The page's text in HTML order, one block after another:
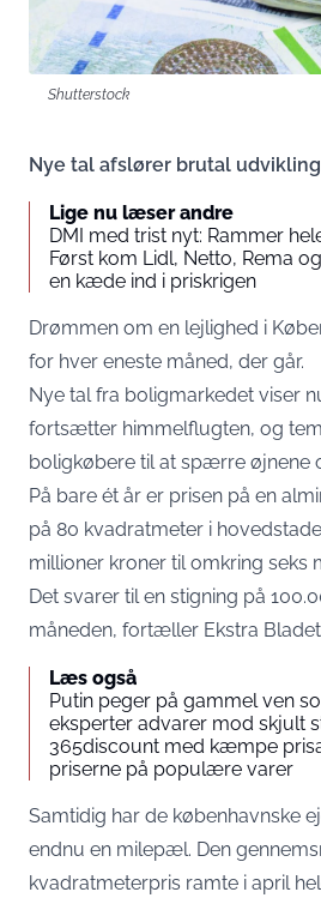
Shutterstock
Nye tal afslører brutal udvikling
Lige nu læser andre
DMI med trist nyt: Rammer
Først kom Lidl, Netto, Rema
en kæde ind i priskrigen
Drømmen om en lejlighed i
for hver eneste måned, der går.
Nye tal fra boligmarkedet viser
fortsætter himmelflugten, og
boligkøbere til at spærre øjnene
På bare ét år er prisen på en
på 80 kvadratmeter i
millioner kroner til omkring seks
Det svarer til en stigning på
måneden, fortæller Ekstra Bladet
Læs også
Putin peger på gammel ven
eksperter advarer mod skjult
365discount med kæmpe
priserne på populære varer
Samtidig har de københavnske
endnu en milepæl. Den
kvadratmeterpris ramte i april